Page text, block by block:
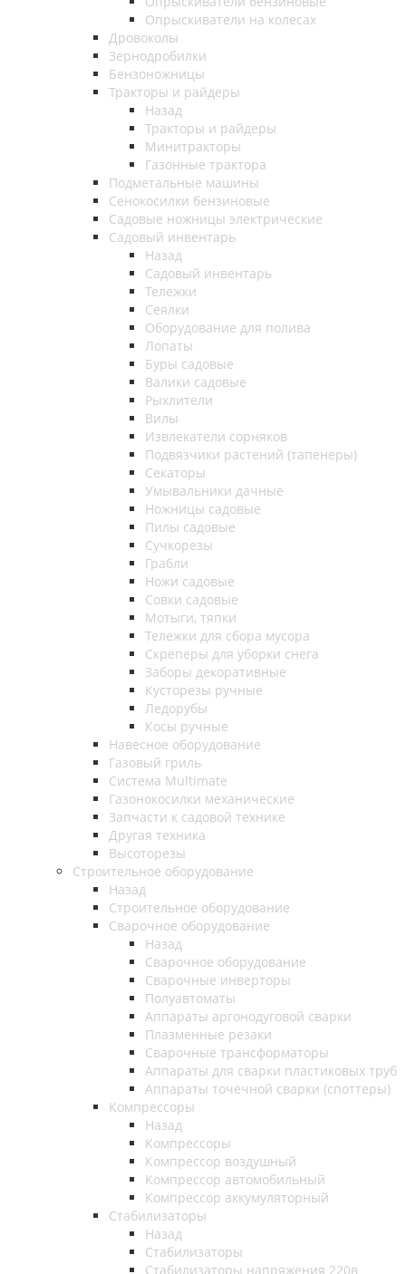
Опрыскиватели на колесах
Дровоколы
Зернодробилки
Бензоножницы
Тракторы и райдеры
Назад
Тракторы и райдеры
Минитракторы
Газонные трактора
Подметальные машины
Сенокосилки бензиновые
Садовые ножницы электрические
Садовый инвентарь
Назад
Садовый инвентарь
Тележки
Сеялки
Оборудование для полива
Лопаты
Буры садовые
Валики садовые
Рыхлители
Вилы
Извлекатели сорняков
Подвязчики растений (тапенеры)
Секаторы
Умывальники дачные
Ножницы садовые
Пилы садовые
Сучкорезы
Грабли
Ножи садовые
Совки садовые
Мотыги, тяпки
Тележки для сбора мусора
Скреперы для уборки снега
Заборы декоративные
Кусторезы ручные
Ледорубы
Косы ручные
Навесное оборудование
Газовый гриль
Система Multimate
Газонокосилки механические
Запчасти к садовой технике
Другая техника
Высоторезы
Строительное оборудование
Назад
Строительное оборудование
Сварочное оборудование
Назад
Сварочное оборудование
Сварочные инверторы
Полуавтоматы
Аппараты аргонодуговой сварки
Плазменные резаки
Сварочные трансформаторы
Аппараты для сварки пластиковых труб
Аппараты точечной сварки (споттеры)
Компрессоры
Назад
Компрессоры
Компрессор воздушный
Компрессор автомобильный
Компрессор аккумуляторный
Стабилизаторы
Назад
Стабилизаторы
Стабилизаторы напряжения 220в